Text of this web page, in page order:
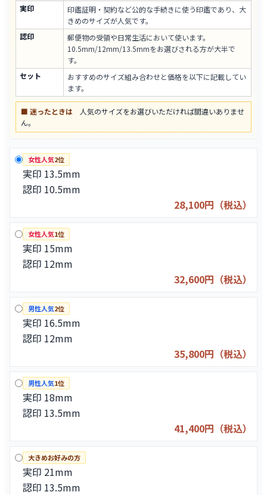
実印
印鑑証明・契約など公的な手続きに使う印鑑であり、大
きめのサイズが人気です。
認印
郵便物の受領や日常生活において使います。
10.5mm/12mm/13.5mmをお選びされる方が大半で
す。
セット
おすすめのサイズ組み合わせと価格を以下に記載してい
ます。
■ 迷ったときは 人気のサイズをお選びいただければ間違いありませ
ん。
女性人気2位
実印 13.5mm
認印 10.5mm
28,100円（税込）
女性人気1位
実印 15mm
認印 12mm
32,600円（税込）
男性人気2位
実印 16.5mm
認印 12mm
35,800円（税込）
男性人気1位
実印 18mm
認印 13.5mm
41,400円（税込）
大きめお好みの方
実印 21mm
認印 13.5mm